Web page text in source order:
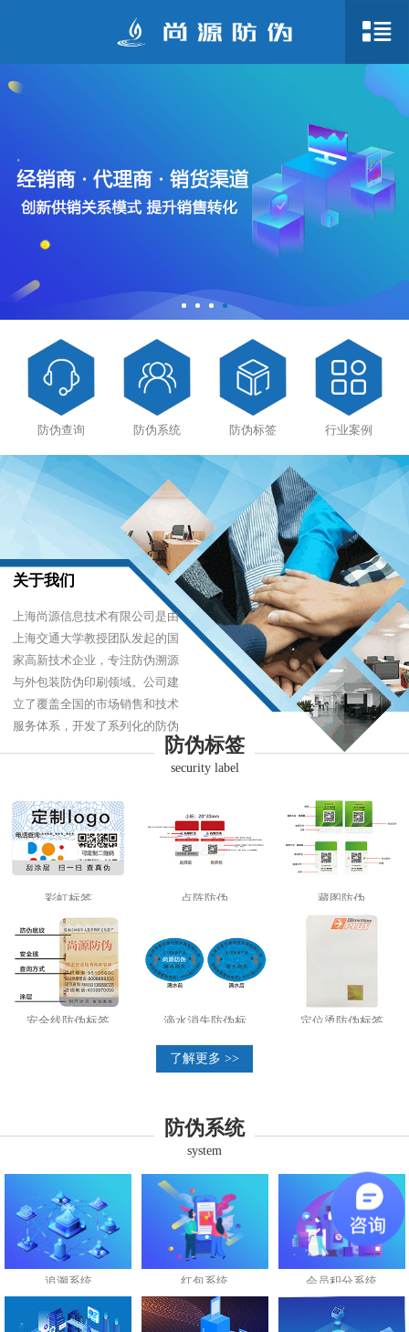
防伪查询 防伪系统 防伪标签 行业案例
关于我们
上海尚源信息技术有限公司是由
上海交通大学教授团队发起的国
家高新技术企业，专注防伪溯源
与外包装防伪印刷领域。公司建
立了覆盖全国的市场销售和技术
服务体系，开发了系列化的防伪
产品，以难仿制、易识别、优成
本的技术，经受住了市场的严酷
防伪标签
security label
彩虹标签 点阵防伪 藏图防伪
安全线防伪标签 滴水消失防伪标 定位烫防伪标签
了解更多 >>
防伪系统
system
追溯系统 红包系统 会员积分系统